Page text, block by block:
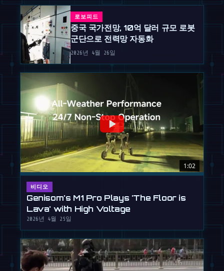
로보피드
중국 국가전망, 10억 달러 규모 로봇
군단으로 전력망 자동화
2026년 4월 26일
1:02
비디오
Genisom's M1 Pro Plays 'The Floor is
Lava' with High Voltage
2026년 4월 25일